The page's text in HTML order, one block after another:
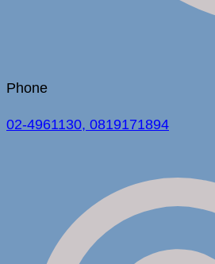
Phone
02-4961130, 0819171894